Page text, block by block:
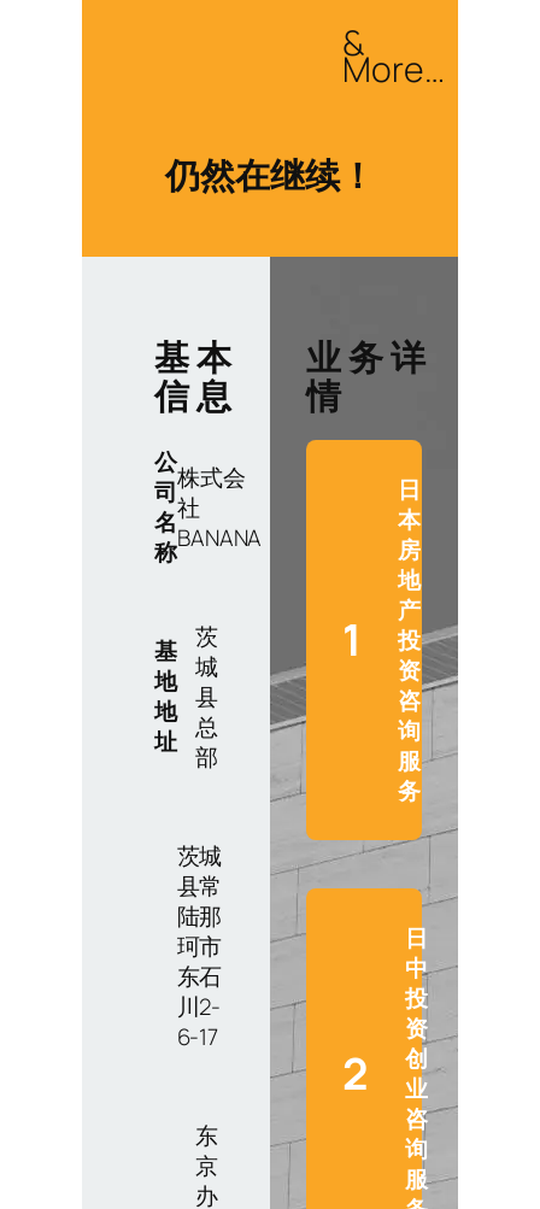
&
More…
仍然在继续！
基 本
信 息
公
司
名
称
株式会
社
BANANA
基
地
地
址
茨
城
县
总
部
茨城
县常
陆那
珂市
东石
川2-
6-17
东
京
办
业 务 详
情
1
日
本
房
地
产
投
资
咨
询
服
务
2
日
中
投
资
创
业
咨
询
服